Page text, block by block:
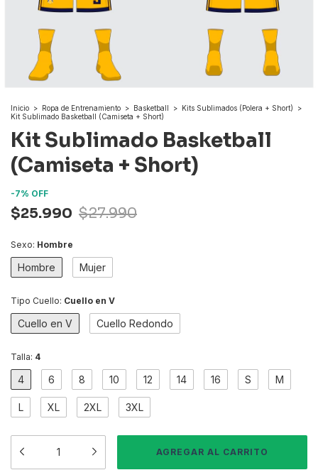
Inicio > Ropa de Entrenamiento > Basketball > Kits Sublimados (Polera + Short)
>
Kit Sublimado Basketball (Camiseta + Short)
Kit Sublimado Basketball
(Camiseta + Short)
-7% OFF
$25.990 $27.990
Sexo: Hombre
Hombre Mujer
Tipo Cuello: Cuello en V
Cuello en V Cuello Redondo
Talla: 4
4 6 8 10 12 14 16 S M
L XL 2XL 3XL